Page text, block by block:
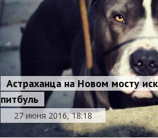
Астраханца на Новом мосту
питбуль
27 июня 2016, 18:18